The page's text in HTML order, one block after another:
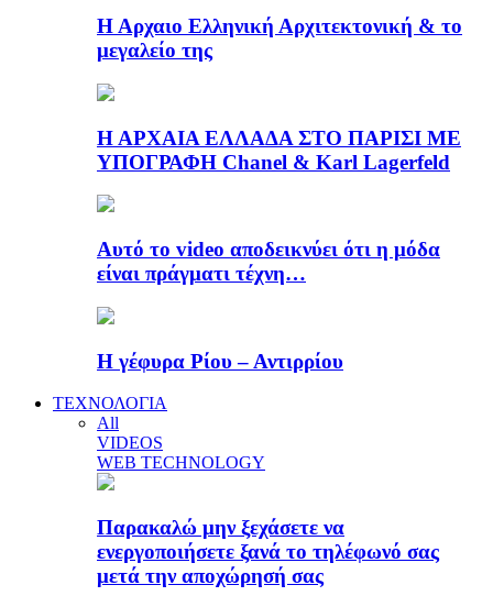
Η Αρχαιο Ελληνική Αρχιτεκτονική & το
μεγαλείο της
Η ΑΡΧΑΙΑ ΕΛΛΑΔΑ ΣΤΟ ΠΑΡΙΣΙ ΜΕ
ΥΠΟΓΡΑΦΗ Chanel & Karl Lagerfeld
Αυτό το video αποδεικνύει ότι η μόδα
είναι πράγματι τέχνη…
Η γέφυρα Ρίου – Αντιρρίου
ΤΕΧΝΟΛΟΓΙΑ
All
VIDEOS
WEB TECHNOLOGY
Παρακαλώ μην ξεχάσετε να
ενεργοποιήσετε ξανά το τηλέφωνό σας
μετά την αποχώρησή σας